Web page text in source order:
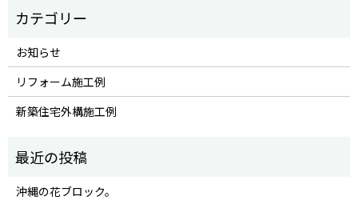
お知らせ
リフォーム施工例
新築住宅外構施工例
沖縄の花ブロック。